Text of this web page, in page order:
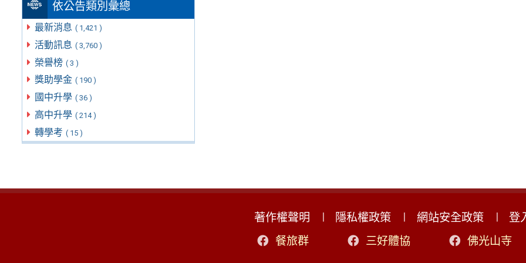
依公告類別彙總
最新消息 ( 1,421 )
活動訊息 ( 3,760 )
榮譽榜 ( 3 )
獎助學金 ( 190 )
國中升學 ( 36 )
高中升學 ( 214 )
轉學考 ( 15 )
著作權聲明 隱私權政策 網站安全政策
登
餐旅群
三好體協 佛光山寺